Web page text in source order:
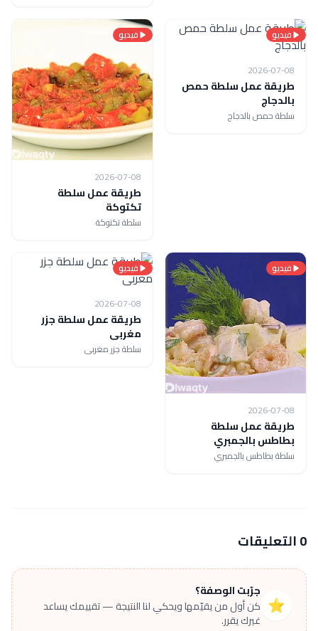
فيديو
2026-07-08
طريقة عمل سلطة حمص
بالدجاج
سلطة حمص بالدجاج
فيديو
2026-07-08
طريقة عمل سلطة
تكتوكة
سلطة تكتوكة
فيديو
2026-07-08
طريقة عمل سلطة
بطاطس بالجمبري
سلطة بطاطس بالجمبري
فيديو
2026-07-08
طريقة عمل سلطة جزر
مغربى
سلطة جزر مغربى
0 التعليقات
⭐
جرّبت الوصفة؟
كن أول من يقيّمها ويحكي لنا النتيجة — تقييمك يساعد
غيرك يقرر.